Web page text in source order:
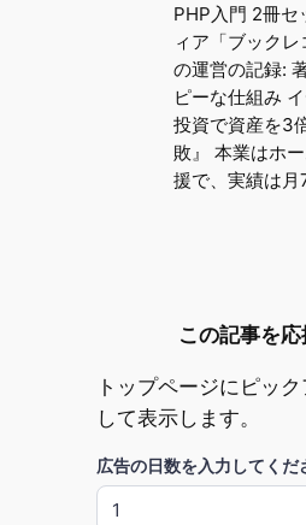
PHP入門 2冊セ
ィア「ブック
の運営の記録:
ピーな仕組み
投資で資産を3
敗』 本業はホ
援で、実績は月
この記事を
トップページにピッ
して表示します。
広告の日数を入力してく